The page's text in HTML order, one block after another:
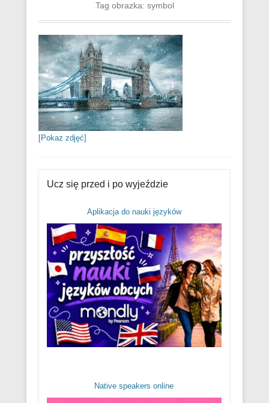
Tag obrazka: symbol
[Pokaz zdjęć]
Ucz się przed i po wyjeździe
Aplikacja do nauki języków
Native speakers online